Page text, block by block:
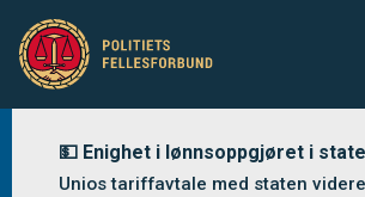
💵 Enighet i lønnsoppgjøret i
Unios tariffavtale med staten